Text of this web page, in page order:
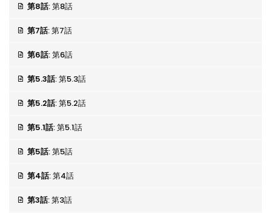
第8話: 第8話
第7話: 第7話
第6話: 第6話
第5.3話: 第5.3話
第5.2話: 第5.2話
第5.1話: 第5.1話
第5話: 第5話
第4話: 第4話
第3話: 第3話